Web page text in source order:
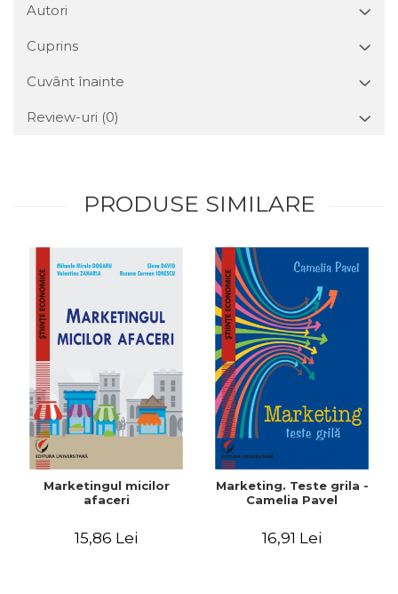
Autori
Cuprins
Cuvânt înainte
Review-uri (0)
PRODUSE SIMILARE
Marketingul micilor
afaceri
15,86 Lei
Marketing. Teste grila -
Camelia Pavel
16,91 Lei